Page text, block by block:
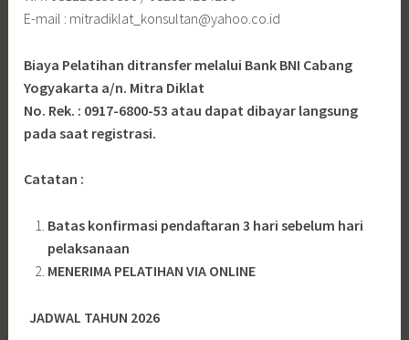
E-mail : mitradiklat_konsultan@yahoo.co.id
Biaya Pelatihan ditransfer melalui Bank BNI Cabang
Yogyakarta a/n. Mitra Diklat
No. Rek. : 0917-6800-53 atau dapat dibayar langsung
pada saat registrasi.
Catatan :
Batas konfirmasi pendaftaran 3 hari sebelum hari
pelaksanaan
MENERIMA PELATIHAN VIA ONLINE
JADWAL TAHUN 2026